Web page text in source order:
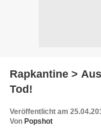
Rapkantine >
Tod!
Veröffentlicht am
Von Popshot